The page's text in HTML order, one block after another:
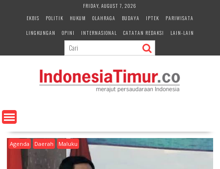
e
n
FRIDAY, AUGUST 7, 2026
EKBIS
POLITIK HUKUM OLAHRAGA BUDAYA IPTEK
PARIWISATA
LINGKUNGAN
OPINI INTERNASIONAL CATATAN REDAKSI LAIN-LAIN
Agenda Daerah Maluku